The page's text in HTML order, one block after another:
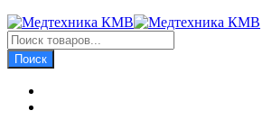
Поиск
товаров
Поиск